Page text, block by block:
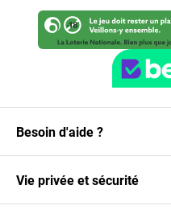
Besoin d'aide ?
Vie privée et sécurité